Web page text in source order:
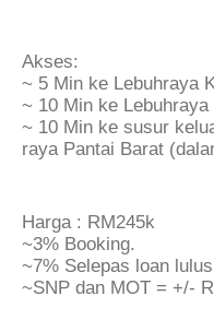
Akses:
~ 5 Min ke Lebuhraya
~ 10 Min ke Lebuhraya
~ 10 Min ke susur
raya Pantai Barat
Harga : RM245k
~3% Booking.
~7% Selepas loan
~SNP dan MOT = +/-